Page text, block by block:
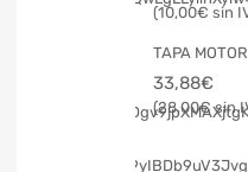
10,00€
TAPA MOTOR
33,88€
28,00€